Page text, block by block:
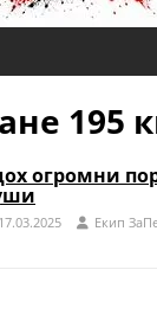
195
огромни
17.03.2025 Eкип